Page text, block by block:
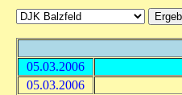
05.03.2006
05.03.2006